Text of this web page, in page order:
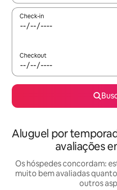
Check-in
Checkout
Aluguel por
avaliações
Os hóspedes concordam:
muito bem avaliadas
outros